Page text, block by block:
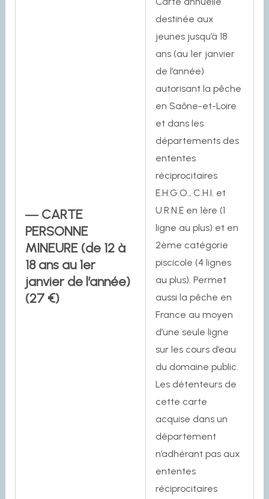
CARTE
PERSONNE
MINEURE (de 12 à
18 ans au 1er
janvier de l’année)
(27 €)
destinée aux
jeunes jusqu’à 18
ans (au 1er janvier
de l’année)
autorisant la pêche
en Saône-et-Loire
et dans les
départements des
ententes
réciprocitaires
E.H.G.O., C.H.I. et
U.R.N.E en 1ère (1
ligne au plus) et en
2ème catégorie
piscicole (4 lignes
au plus). Permet
aussi la pêche en
France au moyen
d’une seule ligne
sur les cours d’eau
du domaine public.
Les détenteurs de
cette carte
acquise dans un
département
n’adhérant pas aux
ententes
réciprocitaires